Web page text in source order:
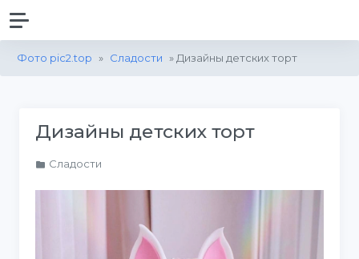
Фото pic2.top » Сладости » Дизайны детских торт
Дизайны детских торт
Сладости